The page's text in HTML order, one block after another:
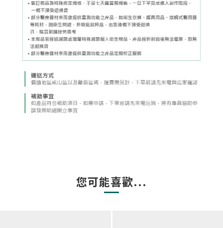
您可能喜歡...